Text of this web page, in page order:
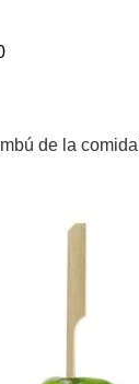
de la comida